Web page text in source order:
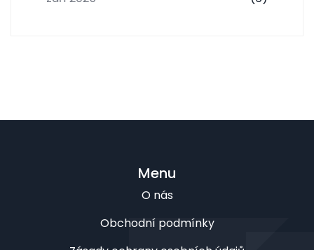
Menu
O nás
Obchodní podmínky